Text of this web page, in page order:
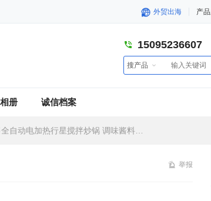
外贸出海 产
15095236607
搜产品
册 诚信档案
动电加热行星搅拌炒锅 调味酱料厂专用炒锅
举报